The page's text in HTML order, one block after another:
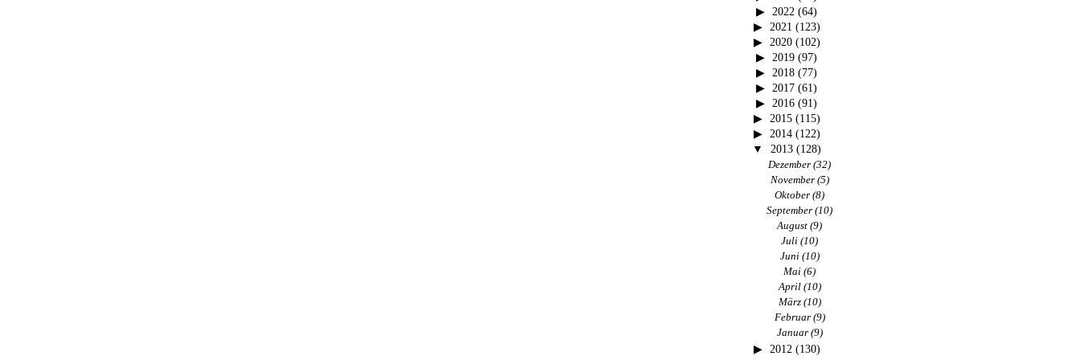
2022 (64)
2021 (123)
2020(102)
2019 (97)
2018 (77)
2017 (61)
2016 (91)
2015(115)
2014(122)
2013 (128)
Dezember (32)
November(5)
Oktober (8)
September (10)
August (9)
Juli (10)
Juni(10)
Mai (6)
April(10)
März(10)
Februar(9)
Januar(9)
2012 (130)